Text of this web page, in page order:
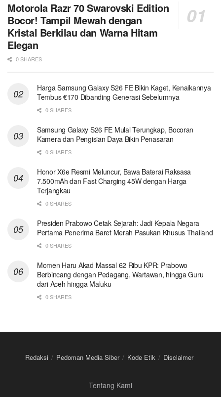
Motorola Razr 70 Swarovski Edition
Bocor! Tampil Mewah dengan
Kristal Berkilau dan Warna Hitam
Elegan
0 SHARES
Harga Samsung Galaxy S26 FE Bikin Kaget, Kenaikannya
Tembus €170 Dibanding Generasi Sebelumnya
0 SHARES
Samsung Galaxy S26 FE Mulai Terungkap, Bocoran
Kamera dan Pengisian Daya Bikin Penasaran
0 SHARES
Honor X6e Resmi Meluncur, Bawa Baterai Raksasa
7.500mAh dan Fast Charging 45W dengan Harga
Terjangkau
0 SHARES
Presiden Prabowo Cetak Sejarah: Jadi Kepala Negara
Pertama Penerima Baret Merah Pasukan Khusus Thailand
0 SHARES
Momen Haru Akad Massal 62 Ribu KPR: Prabowo
Berbincang dengan Pedagang, Wartawan, hingga Guru
dari Aceh hingga Maluku
0 SHARES
Redaksi Pedoman Media Siber Kode Etik Disclaimer
Tentang Kami